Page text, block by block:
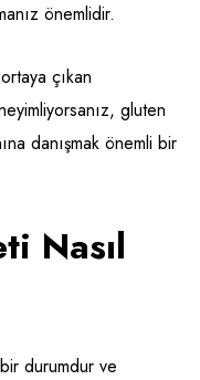
önemlidir.
çıkan
gluten
danışmak önemli bir
Nasıl
durumdur ve